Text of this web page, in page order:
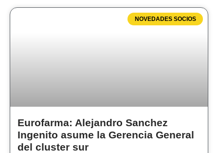
NOVEDADES SOCIOS
Eurofarma: Alejandro Sanchez
Ingenito asume la Gerencia General
del cluster sur